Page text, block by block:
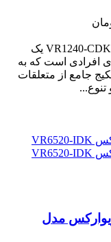
کیت دریل شارژی ۴۰ پارچه ویوارکس مدل VR1240‑CDK یک
افرادی است که به
جامع از متعلقات
وات 20 پارچه ویوارکس مدل